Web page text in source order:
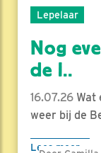
Lepelaar
Nog
de l..
16.07.26 Wat
weer bij de
Lees meer